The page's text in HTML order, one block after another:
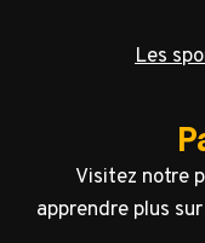
Les
Visitez notre
apprendre plus